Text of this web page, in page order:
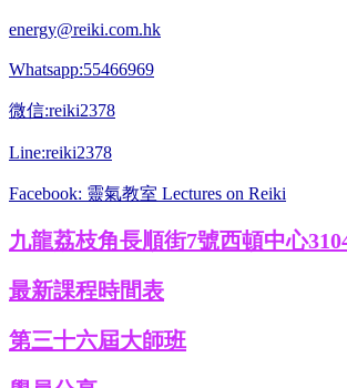
energy@reiki.com.hk
Whatsapp:55466969
微信:reiki2378
Line:reiki2378
Facebook: 靈氣教室 Lectures on Reiki
九龍荔枝角長順街7號西頓中心
最新課程時間表
第三十六屆大師班